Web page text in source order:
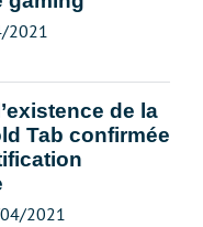
2021
de la
Tab confirmée
2021